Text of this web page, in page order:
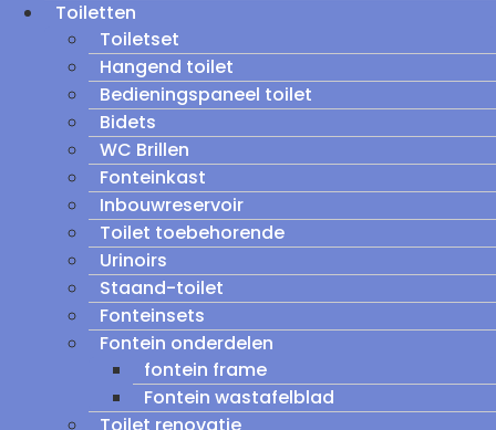
Toiletten
Toiletset
Hangend toilet
Bedieningspaneel toilet
Bidets
WC Brillen
Fonteinkast
Inbouwreservoir
Toilet toebehorende
Urinoirs
Staand-toilet
Fonteinsets
Fontein onderdelen
fontein frame
Fontein wastafelblad
Toilet renovatie